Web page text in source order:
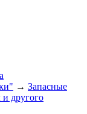
→ Запасные
другого